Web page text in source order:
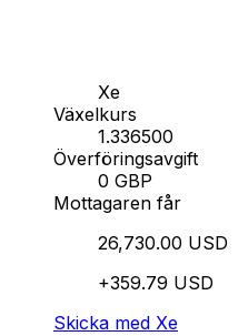
Xe
Växelkurs
1.336500
Överföringsavgift
0 GBP
Mottagaren får
26,730.00 USD
+359.79 USD
Skicka med Xe